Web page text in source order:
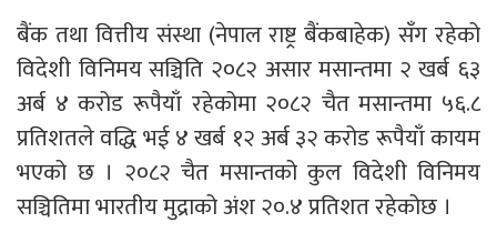
बैंक तथा वित्तीय संस्था (नेपाल राष्ट्र बैंकबाहेक) सँग रहेको
विदेशी विनिमय सञ्चिति २०८२ असार मसान्तमा २ खर्ब ६३
अर्ब ४ करोड रूपैयाँ रहेकोमा २०८२ चैत मसान्तमा ५६.८
प्रतिशतले वद्धि भई ४ खर्ब १२ अर्ब ३२ करोड रूपैयाँ कायम
भएको छ । २०८२ चैत मसान्तको कुल विदेशी विनिमय
सञ्चितिमा भारतीय मुद्राको अंश २०.४ प्रतिशत रहेकोछ ।